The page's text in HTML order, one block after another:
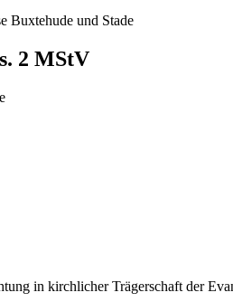
Buxtehude und Stade
2 MStV
in kirchlicher Trägerschaft der